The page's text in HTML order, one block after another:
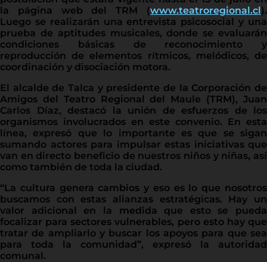
la página web del TRM (www.teatroregional.cl).
Luego se realizarán una entrevista psicosocial y una
prueba de aptitudes musicales, donde se evaluarán
condiciones básicas de reconocimiento y
reproducción de elementos rítmicos, melódicos, de
coordinación y disociación motora.
El alcalde de Talca y presidente de la Corporación de
Amigos del Teatro Regional del Maule (TRM), Juan
Carlos Díaz, destacó la unión de esfuerzos de los
organismos involucrados en este convenio. En esta
línea, expresó que lo importante es que se sigan
sumando actores para impulsar estas iniciativas que
van en directo beneficio de nuestros niños y niñas, así
como también de toda la ciudad.
“La cultura genera cambios y eso es lo que nosotros
buscamos con estas alianzas estratégicas. Hay un
valor adicional en la medida que esto se pueda
focalizar para sectores vulnerables, pero esto hay que
tratar de ampliarlo y buscar los apoyos para que sea
para toda la comunidad”, expresó la autoridad
comunal.